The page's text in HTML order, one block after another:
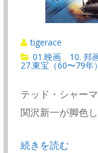
tigerace
01.映画
10. 邦
27.東宝（60〜79年
テッド・シャー
関沢新一が脚色
続きを読む